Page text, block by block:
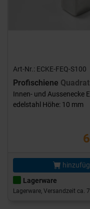
Art-Nr.: ECKE-FEQ-S100
Profischiene
Innen- und Aussenecke
edelstahl Höhe: 10 mm
Lagerware
Lagerware, Versandzeit ca.